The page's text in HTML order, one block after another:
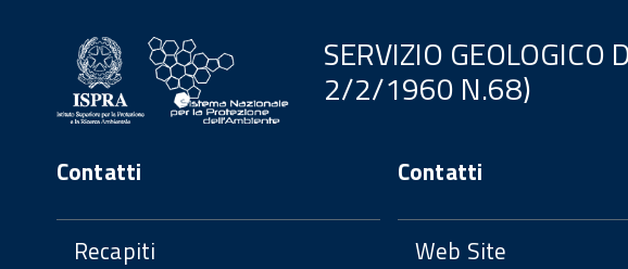
SERVIZIO GEOLOGICO
2/2/1960 N.68)
Contatti
Recapiti
Contatti
Web Site